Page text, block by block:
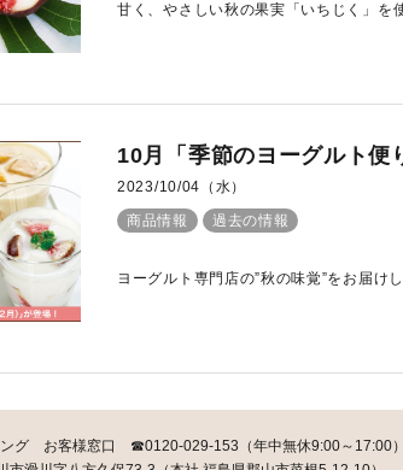
甘く、やさしい秋の果実「いちじく」
10月「季節のヨーグルト便
2023/10/04（水）
商品情報
過去の情報
ヨーグルト専門店の”秋の味覚”をお届
ング お客様窓口 ☎0120-029-153（年中無休9:00～17:00）